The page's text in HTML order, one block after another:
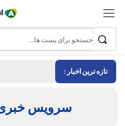
تازه ترین اخبار :
سرویس